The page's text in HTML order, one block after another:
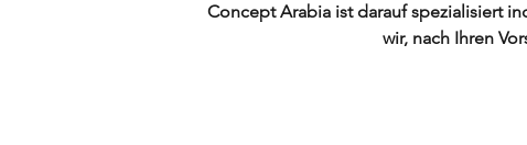
Concept Arabia ist darauf spezialisiert
wir, nach Ihren